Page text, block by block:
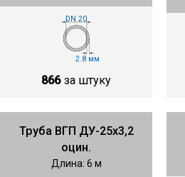
DN 20
2.8 мм
866 за штуку
Труба ВГП ДУ-25х3,2
оцин.
Длина: 6 м